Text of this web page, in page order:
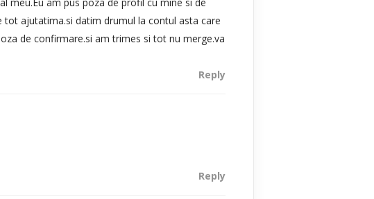
ajutatima.si datim drumul la contul asta care
de confirmare.si am trimes si tot nu merge.va
Reply
Reply